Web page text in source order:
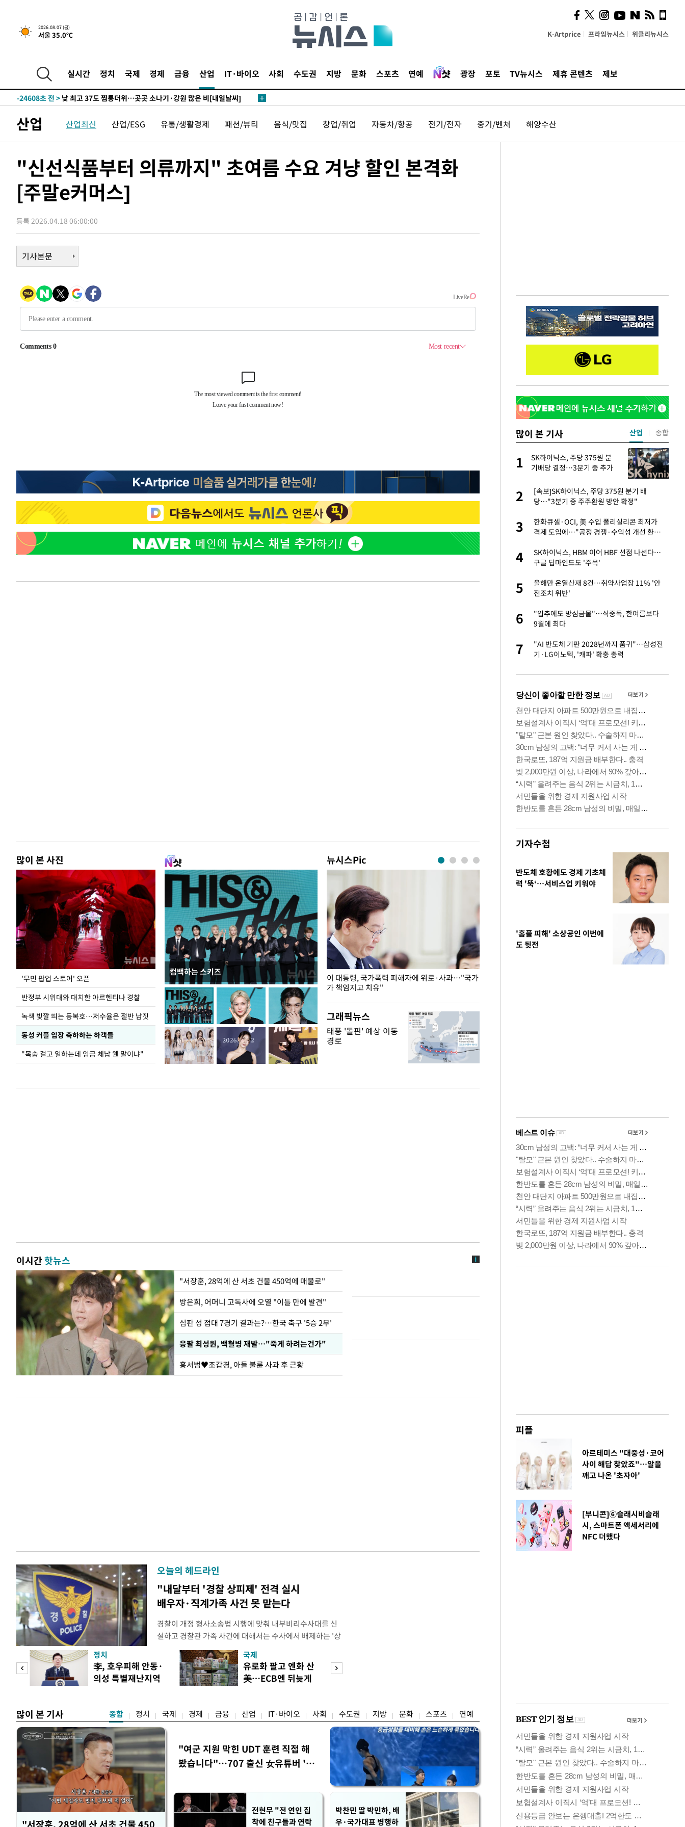
2026.08.07 (금)
서울 35.0℃ K-Artprice 프라임뉴시스 위클리뉴시스
실시간 정치 국제 경제 금융 산업 IT·바이오 사회 수도권 지방 문화 스포츠 연예 광장 포토 TV뉴시스 제휴 콘텐츠 제보
19분 전 >민주 콩고 에볼라환자 4천명 돌파, 4053명 발생 1850명 사망
-26710초 전 >"낮 기온 소폭 하락"…수도권 폭염중대경보, 폭염경보로 하향
-26637초 전 >
[단독]중수청 지원 검사들, 정원 초과 시 낮은 계급 임용…희망지 못
-24608초 전 >
-22914초 전 > SK하이닉스, 용인·청주 팹에 54조 투자…"AI 메모리 수요 선제 대
-19023초 전 >
외국인 심판 성 접대 7경기 들여다보니…한국 축구 '5승 2무'
-18757초 전 >[속보]코스닥, 2.86포인트(0.36%) 내린 798.81마감
-18690초 전 >
[속보]원·달러 환율, 7.7원 내린 1416.1원 마감
-18579초 전 >
[속보] 노원서 40.1도 관측…서울, 2018년 이후 첫 40도
-15669초 전 >[속보]종합특검, '계엄 수용공간 확보' 신용해 前교정본부장 기소
-14513초 전 >11시간 압수수색에 성접대 파문까지…'쑥대밭' 된 축구협회
병태 후임
-9893초 전 >
[속보]국힘 윤리위, '돌려차기 발언' 진종오·서범수 징계 절차 개시
-5218초 전 >[속보] 7월 중국 수출 23.9%↑ 수입 27.5%↑…무역총액 25.3%↑
-2378초 전 > [속보]'채상병 순직 책임' 임성근, 항소심도 징역 3년
-2244초 전 >[속보]종합특검, '관저이전 봐주기 감사' 유병호 구속기소
SK하이닉스, 용인·청주 팹에 54조 투자…"AI 메모리 수요 선제 대
여자배구 이재영·이다영 자매, 아제르바이잔 투란VC 입단
-18579초 전 >[속보] 노원서 40.1도 관측…서울, 2018년 이후 첫 40도
-15669초 전 >
[속보]종합특검, '계엄 수용공간 확보' 신용해 前교정본부장 기소
-14513초 전 > 11시간 압수수색에 성접대 파문까지…'쑥대밭' 된 축구협회
-13535초 전 >[속보]규제합리화위원회 부위원장에 김태유 서울대 공대 교수…이
병태 후임
-9893초 전 >
[속보]국힘 윤리위, '돌려차기 발언' 진종오·서범수 징계 절차 개시
-5218초 전 >[속보] 7월 중국 수출 23.9%↑ 수입 27.5%↑…무역총액 25.3%↑
-2244초 전 >[속보]종합특검, '관저이전 봐주기 감사' 유병호 구속기소
산업 산업최신 산업/ESG 유통/생활경제 패션/뷰티 음식/맛집 창업/취업 자동차/항공 전기/전자 중기/벤처 해양수산
"신선식품부터 의류까지" 초여름 수요 겨냥 할인 본격화
[주말e커머스]
등록 2026.04.18 06:00:00
기사본문
많이 본 사진
'무민 팝업 스토어' 오픈
반정부 시위대와 대치한 아르헨티나 경찰
녹색 빛깔 띄는 동복호…저수율은 절반 남짓
동성 커플 입장 축하하는 하객들
"목숨 걸고 일하는데 임금 체납 웬 말이냐"
컴백하는 스키즈
뉴시스Pic
지석천 뒤덮은 개구리밥
이 대통령, 국가폭력 피해자에 위로·사과…"국가
가 책임지고 치유"
그래픽뉴스
태풍 '돌핀' 예상 이동
경로
이시간핫뉴스
"서장훈, 28억에 산 서초 건물 450억에 매물로"
방은희, 어머니 고독사에 오열 "이틀 만에 발견"
심판 성 접대 7경기 결과는?…한국 축구 '5승 2무'
응팔 최성원, 백혈병 재발…"죽게 하려는건가"
홍서범♥조갑경, 아들 불륜 사과 후 근황
오늘의 헤드라인
"내달부터 '경찰 상피제' 전격 실시
배우자·직계가족 사건 못 맡는다
경찰이 개정 형사소송법 시행에 맞춰 내부비리수사대를 신
설하고 경찰관 가족 사건에 대해서는 수사에서 배제하는 '상
피제'를 도입한다. 경찰청은 7일 오후 3시 '개정 형사소송법
후속 조치 태스크포스(TF)' 회의를 열었다고 밝혔다. 경찰은
우선 올해 하반기 인사에 맞춰 기존 국가수사본부에서 운영
하던 수사감찰 기능을 인권감사관실로 이관·개편해 객관
정치
李, 호우피해 안동·
의성 특별재난지역
국제
유로화 팔고 엔화 산
美…ECB엔 뒤늦게
많이 본 기사 종합 정치 국제 경제 금융 산업 IT·바이오 사회 수도권 지방 문화 스포츠 연예
"서장훈, 28억에 산 서초 건물 450
"여군 지원 막힌 UDT 훈련 직접 해
봤습니다"…707 출신 女유튜버 '완
전현무 "전 연인 집
착에 친구들과 연락
박찬민 딸 박민하, 배
우·국가대표 병행하
많이 본 기사
2
"여군 지원 막힌 UDT 훈련 직접 해봤습니
다"…707 출신 女유튜버 '완벽 소화'
3 전현무 "전 연인 집착에 친구들과 연락 끊어"
4
박찬민 딸 박민하, 배우·국가대표 병행하더
5
SK하이닉스, 주당 375원 분기배당 결정…3
1
SK하이닉스, 주당 375원 분
기배당 결정…3분기 중 추가
2
[속보]SK하이닉스, 주당 375원 분기 배
당…"3분기 중 주주환원 방안 확정"
3
한화큐셀·OCI, 美 수입 폴리실리콘 최저가
격제 도입에…"공정 경쟁·수익성 개선 환
4
SK하이닉스, HBM 이어 HBF 선점 나선다…
구글 딥마인드도 '주목'
5
올해만 온열산재 8건…취약사업장 11% '안
전조치 위반'
6
"입추에도 방심금물"…식중독, 한여름보다
9월에 최다
7
"AI 반도체 기판 2028년까지 품귀"…삼성전
기·LG이노텍, '캐파' 확충 총력
산업 종합
기자수첩
반도체 호황에도 경제 기초체
력 '뚝‘…서비스업 키워야
'홈플 피해' 소상공인 이번에
도 뒷전
피플
아르테미스 "대중성·코어
사이 해답 찾았죠"…알을
깨고 나온 '초자아'
[부니콘]⑥슬래시비슬래
시, 스마트폰 액세서리에
NFC 더했다